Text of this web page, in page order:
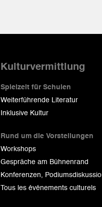
Kulturvermittlung
Spielzeit für Schulen
Weiterführende Literatur
Inklusive Kultur
Rund um die Vorstellungen
Workshops
Gespräche am Bühnenrand
Konferenzen,
Tous les événements culturels